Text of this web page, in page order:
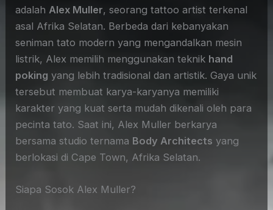
adalah Alex Muller, seorang tattoo artist terkenal
asal Afrika Selatan. Berbeda dari kebanyakan
seniman tato modern yang mengandalkan mesin
listrik, Alex memilih menggunakan teknik hand
poking yang lebih tradisional dan artistik. Gaya unik
tersebut membuat karya-karyanya memiliki
karakter yang kuat serta mudah dikenali oleh para
pecinta tato. Saat ini, Alex Muller berkarya
bersama studio ternama Body Architects yang
berlokasi di Cape Town, Afrika Selatan.
Siapa Sosok Alex Muller?